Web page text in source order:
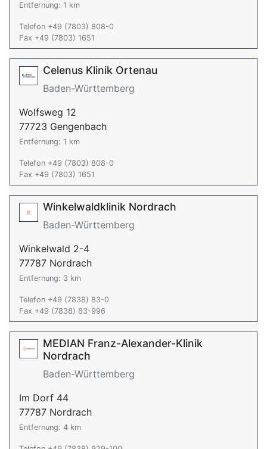
Entfernung: 1 km
Telefon +49 (7803) 808-0
Fax +49 (7803) 1651
Celenus Klinik Ortenau
Baden-Württemberg
Wolfsweg 12
77723 Gengenbach
Entfernung: 1 km
Telefon +49 (7803) 808-0
Fax +49 (7803) 1651
Winkelwaldklinik Nordrach
Baden-Württemberg
Winkelwald 2-4
77787 Nordrach
Entfernung: 3 km
Telefon +49 (7838) 83-0
Fax +49 (7838) 83-996
MEDIAN Franz-Alexander-Klinik
Nordrach
Baden-Württemberg
Im Dorf 44
77787 Nordrach
Entfernung: 4 km